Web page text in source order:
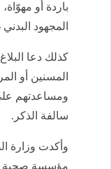
باردة أو
المجهود
كذلك دعا
المسنين أو
ومساعدتهم
سالفة الذكر.
وأكدت وزارة
مؤسسة صحية